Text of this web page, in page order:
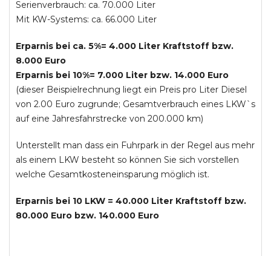
Serienverbrauch: ca. 70.000 Liter
Mit KW-Systems: ca. 66.000 Liter
Erparnis bei ca. 5%= 4.000 Liter Kraftstoff bzw.
8.000 Euro
Erparnis bei 10%= 7.000 Liter bzw. 14.000 Euro
(dieser Beispielrechnung liegt ein Preis pro Liter Diesel
von 2.00 Euro zugrunde; Gesamtverbrauch eines LKW`s
auf eine Jahresfahrstrecke von 200.000 km)
Unterstellt man dass ein Fuhrpark in der Regel aus mehr
als einem LKW besteht so können Sie sich vorstellen
welche Gesamtkosteneinsparung möglich ist.
Erparnis bei 10 LKW = 40.000 Liter Kraftstoff bzw.
80.000 Euro bzw. 140.000 Euro